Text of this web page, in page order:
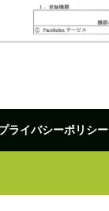
ライバシーポリシー